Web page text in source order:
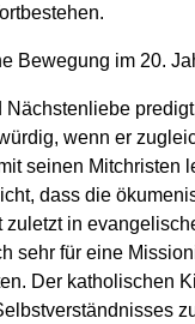
Bewegung im 20.
Nächstenliebe
wenn er
seinen Mitchristen
dass die
zuletzt in
sehr für eine
Der katholischen